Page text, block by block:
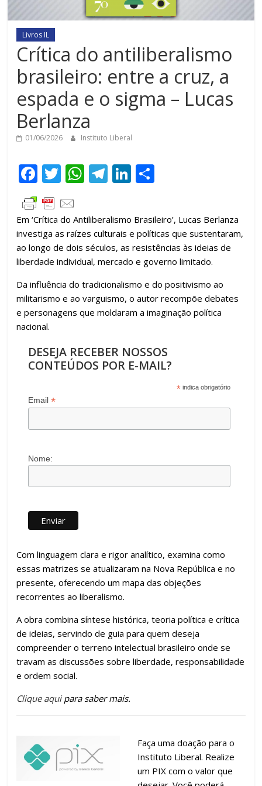
Livros IL
Crítica do antiliberalismo
brasileiro: entre a cruz, a
espada e o sigma – Lucas
Berlanza
01/06/2026 Instituto Liberal
F
ac
e
b
o
o
k
T
w
itt
er
W
at
s
A
p
p
T
e
gr
a
m
Li
k
e
dI
n
m
p
ar
til
h
ar
Em ‘Crítica do Antiliberalismo Brasileiro’, Lucas Berlanza
investiga as raízes culturais e políticas que sustentaram,
ao longo de dois séculos, as resistências às ideias de
liberdade individual, mercado e governo limitado.
Da influência do tradicionalismo e do positivismo ao
militarismo e ao varguismo, o autor recompõe debates
e personagens que moldaram a imaginação política
nacional.
DESEJA RECEBER NOSSOS
CONTEÚDOS POR E-MAIL?
* indica obrigatório
Email*
Nome:
Com linguagem clara e rigor analítico, examina como
essas matrizes se atualizaram na Nova República e no
presente, oferecendo um mapa das objeções
recorrentes ao liberalismo.
A obra combina síntese histórica, teoria política e crítica
de ideias, servindo de guia para quem deseja
compreender o terreno intelectual brasileiro onde se
travam as discussões sobre liberdade, responsabilidade
e ordem social.
Clique aquipara saber mais.
Faça uma doação para o
Instituto Liberal. Realize
um PIX com o valor que